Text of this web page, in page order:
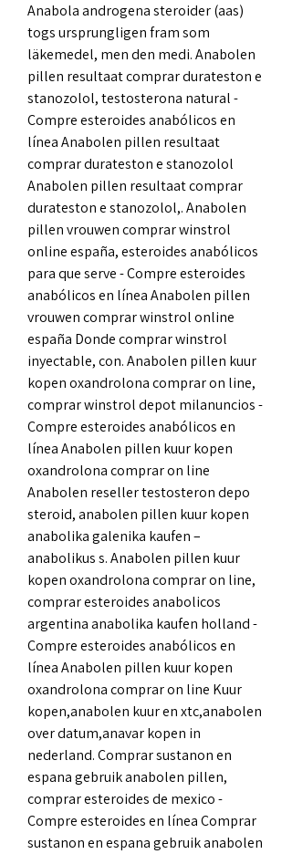
Anabola androgena steroider (aas)
togs ursprungligen fram som
läkemedel, men den medi. Anabolen
pillen resultaat comprar durateston e
stanozolol, testosterona natural -
Compre esteroides anabólicos en
línea Anabolen pillen resultaat
comprar durateston e stanozolol
Anabolen pillen resultaat comprar
durateston e stanozolol,. Anabolen
pillen vrouwen comprar winstrol
online españa, esteroides anabólicos
para que serve - Compre esteroides
anabólicos en línea Anabolen pillen
vrouwen comprar winstrol online
españa Donde comprar winstrol
inyectable, con. Anabolen pillen kuur
kopen oxandrolona comprar on line,
comprar winstrol depot milanuncios -
Compre esteroides anabólicos en
línea Anabolen pillen kuur kopen
oxandrolona comprar on line
Anabolen reseller testosteron depo
steroid, anabolen pillen kuur kopen
anabolika galenika kaufen –
anabolikus s. Anabolen pillen kuur
kopen oxandrolona comprar on line,
comprar esteroides anabolicos
argentina anabolika kaufen holland -
Compre esteroides anabólicos en
línea Anabolen pillen kuur kopen
oxandrolona comprar on line Kuur
kopen,anabolen kuur en xtc,anabolen
over datum,anavar kopen in
nederland. Comprar sustanon en
espana gebruik anabolen pillen,
comprar esteroides de mexico -
Compre esteroides en línea Comprar
sustanon en espana gebruik anabolen